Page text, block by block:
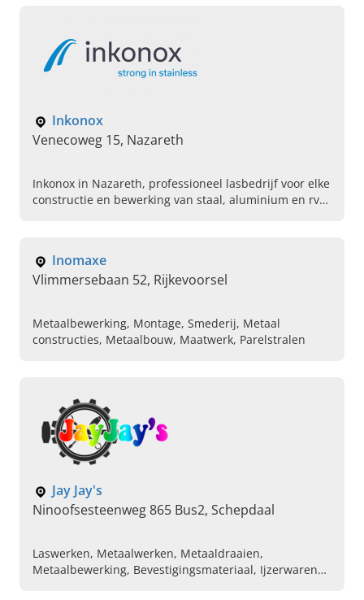
Inkonox
Venecoweg 15, Nazareth
Inkonox in Nazareth, professioneel lasbedrijf voor elke
constructie en bewerking van staal, aluminium en rvs.
Inomaxe
Vlimmersebaan 52, Rijkevoorsel
Metaalbewerking, Montage, Smederij, Metaal
constructies, Metaalbouw, Maatwerk, Parelstralen
Jay Jay's
Ninoofsesteenweg 865 Bus2, Schepdaal
Laswerken, Metaalwerken, Metaaldraaien,
Metaalbewerking, Bevestigingsmateriaal, Ijzerwaren